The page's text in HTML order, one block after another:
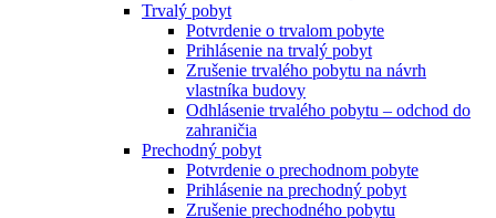
Trvalý pobyt
Potvrdenie o trvalom pobyte
Prihlásenie na trvalý pobyt
Zrušenie trvalého pobytu na návrh
vlastníka budovy
Odhlásenie trvalého pobytu – odchod do
zahraničia
Prechodný pobyt
Potvrdenie o prechodnom pobyte
Prihlásenie na prechodný pobyt
Zrušenie prechodného pobytu